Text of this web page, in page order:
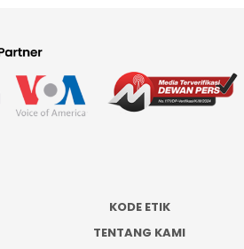
KODE ETIK
TENTANG KAMI